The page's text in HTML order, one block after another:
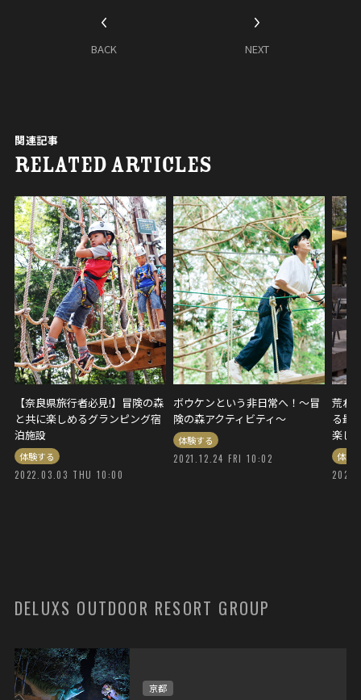
BACK NEXT
関連記事
RELATED ARTICLES
【奈良県旅行者必見!】冒険の森
と共に楽しめるグランピング宿
泊施設
体験する
2022.03.03 THU 10:00
ボウケンという非日常へ！～冒
険の森アクティビティ～
体験する
2021.12.24 FRI 10:02
荒れ
る最
楽し
体験
DELUXS OUTDOOR RESORT GROUP
京都